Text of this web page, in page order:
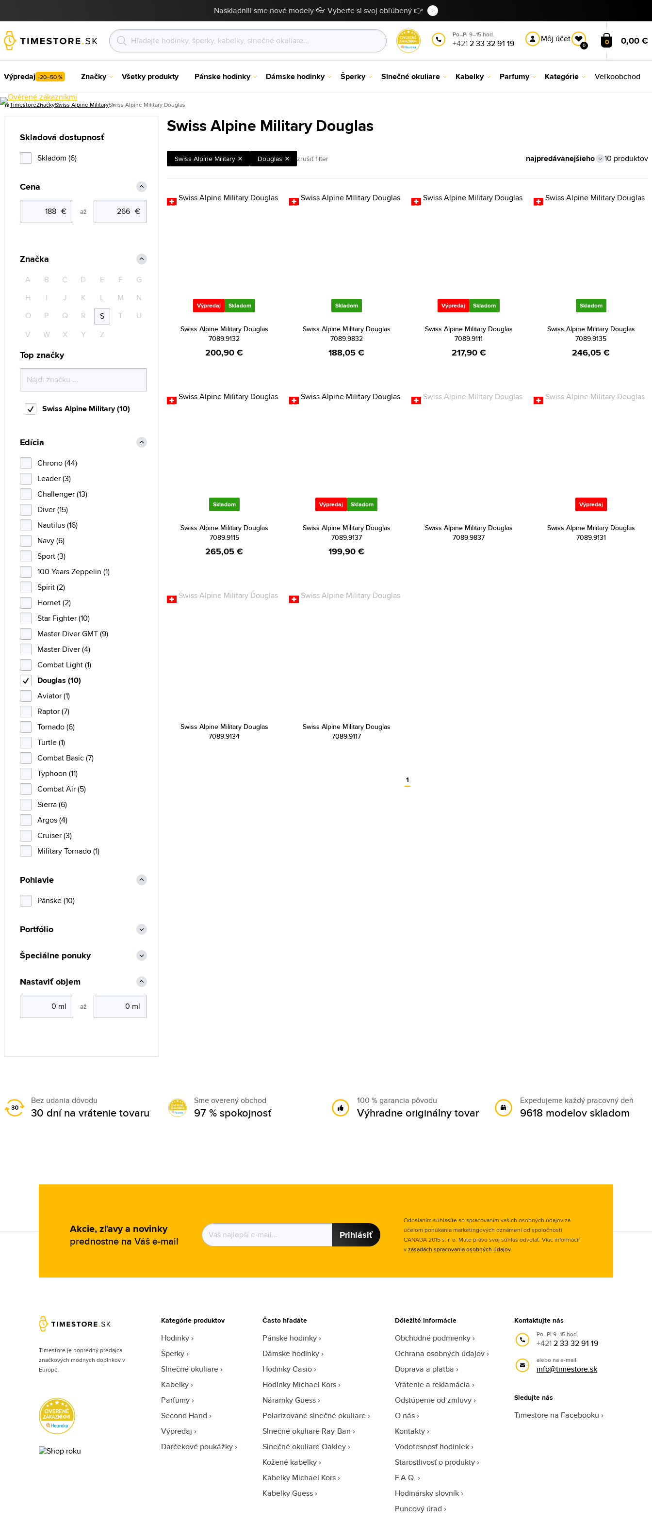
Naskladnili sme nové modely 👓 Vyberte si svoj obľúbený 👉
Po–Pi 9–15 hod.
+4212 33 32 91 19 Môj účet
0 0 0,00 €
Výpredaj -20–50 % Značky Všetky produkty Pánske hodinky Dámske hodinky Šperky Slnečné okuliare Kabelky Parfumy Kategórie Veľkoobchod
TimestoreZnačkySwiss Alpine MilitarySwiss Alpine Military Douglas
Swiss Alpine Military Douglas
Swiss Alpine Military Douglas zrušiť filter 10 produktov
Výpredaj Skladom
Swiss Alpine Military Douglas
7089.9132
200,90 €
Skladom
Swiss Alpine Military Douglas
7089.9832
188,05 €
Výpredaj Skladom
Swiss Alpine Military Douglas
7089.9111
217,90 €
Skladom
Swiss Alpine Military Douglas
7089.9135
246,05 €
Skladom
Swiss Alpine Military Douglas
7089.9115
265,05 €
Výpredaj Skladom
Swiss Alpine Military Douglas
7089.9137
199,90 €
Swiss Alpine Military Douglas
7089.9837
Výpredaj
Swiss Alpine Military Douglas
7089.9131
Swiss Alpine Military Douglas
7089.9134
Swiss Alpine Military Douglas
7089.9117
1
Skladová dostupnosť
Skladom (6)
Cena
až
Značka
A B C D E F
G
H
I J K L M
N
O
P Q R S T
U
V
W X Y Z
Top značky
Swiss Alpine Military (10)
Edícia
Chrono (44)
Leader (3)
Challenger (13)
Diver (15)
Nautilus (16)
Navy (6)
Sport (3)
100 Years Zeppelin (1)
Spirit (2)
Hornet (2)
Star Fighter (10)
Master Diver GMT (9)
Master Diver (4)
Combat Light (1)
Douglas (10)
Aviator (1)
Raptor (7)
Tornado (6)
Turtle (1)
Combat Basic (7)
Typhoon (11)
Combat Air (5)
Sierra (6)
Argos (4)
Cruiser (3)
Military Tornado (1)
Pohlavie
Pánske (10)
Portfólio
Špeciálne ponuky
Nastaviť objem
až
Bez udania dôvodu
30 dní na vrátenie tovaru
Sme overený obchod
97 % spokojnosť
100 % garancia pôvodu
Výhradne originálny tovar
Expedujeme každý pracovný deň
9618 modelov skladom
Akcie, zľavy a novinky
prednostne na Váš e-mail Prihlásiť
Odoslaním súhlasíte so spracovaním vašich osobných údajov za
účelom ponúkania marketingových oznámení od spoločnosti
CANADA 2015 s. r. o. Máte právo svoj súhlas odvolať. Viac informácií
vzásadách spracovania osobných údajov.
Timestore je popredný predajca
značkových módnych doplnkov v
Európe.
Kategórie produktov
Hodinky
Šperky
Slnečné okuliare
Kabelky
Parfumy
Second Hand
Výpredaj
Darčekové poukážky
Často hľadáte
Pánske hodinky
Dámske hodinky
Hodinky Casio
Hodinky Michael Kors
Náramky Guess
Polarizované slnečné okuliare
Slnečné okuliare Ray-Ban
Slnečné okuliare Oakley
Kožené kabelky
Kabelky Michael Kors
Kabelky Guess
Dôležité informácie
Obchodné podmienky
Ochrana osobných údajov
Doprava a platba
Vrátenie a reklamácia
Odstúpenie od zmluvy
O nás
Kontakty
Vodotesnosť hodiniek
Starostlivosť o produkty
F.A.Q.
Hodinársky slovník
Puncový úrad
Kontaktujte nás
Po–Pi 9–15 hod.
+4212 33 32 91 19
alebo na e-mail:
info@timestore.sk
Sledujte nás
Timestore na Facebooku